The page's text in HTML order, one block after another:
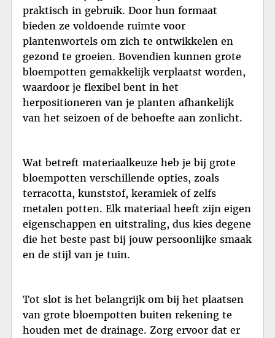
praktisch in gebruik. Door hun formaat
bieden ze voldoende ruimte voor
plantenwortels om zich te ontwikkelen en
gezond te groeien. Bovendien kunnen grote
bloempotten gemakkelijk verplaatst worden,
waardoor je flexibel bent in het
herpositioneren van je planten afhankelijk
van het seizoen of de behoefte aan zonlicht.
Wat betreft materiaalkeuze heb je bij grote
bloempotten verschillende opties, zoals
terracotta, kunststof, keramiek of zelfs
metalen potten. Elk materiaal heeft zijn eigen
eigenschappen en uitstraling, dus kies degene
die het beste past bij jouw persoonlijke smaak
en de stijl van je tuin.
Tot slot is het belangrijk om bij het plaatsen
van grote bloempotten buiten rekening te
houden met de drainage. Zorg ervoor dat er